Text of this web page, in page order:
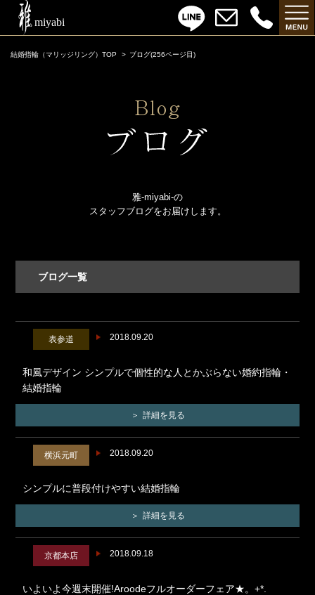
結婚指輪（マリッジリング）TOP ブログ(256ページ目)
雅-miyabi-の
スタッフブログをお届けします。
ブログ一覧
2018.09.20
表参道
和風デザイン シンプルで個性的な人とかぶらない婚約指輪・
結婚指輪
詳細を見る
2018.09.20
横浜元町
シンプルに普段付けやすい結婚指輪
詳細を見る
2018.09.18
京都本店
いよいよ今週末開催!Aroodeフルオーダーフェア★。+*.